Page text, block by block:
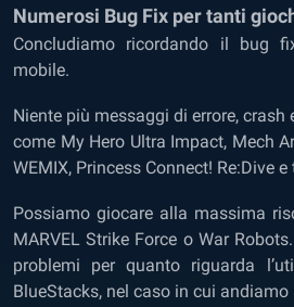
Numerosi Bug Fix per tanti
Concludiamo ricordando il bug
mobile.
Niente più messaggi di errore,
come My Hero Ultra Impact, Mech
WEMIX, Princess Connect! Re:Dive
Possiamo giocare alla massima
MARVEL Strike Force o War
problemi per quanto riguarda
BlueStacks, nel caso in cui